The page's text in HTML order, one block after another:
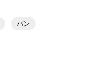
パン